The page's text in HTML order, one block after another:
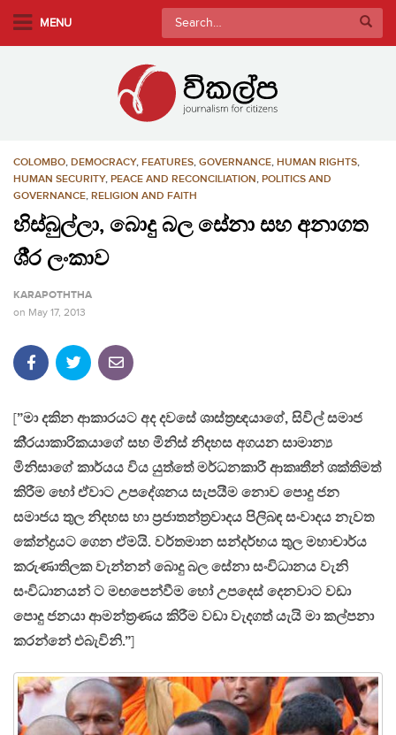
MENU
Search
for:
COLOMBO, DEMOCRACY, FEATURES, GOVERNANCE, HUMAN RIGHTS,
HUMAN SECURITY, PEACE AND RECONCILIATION, POLITICS AND
GOVERNANCE, RELIGION AND FAITH
හිස්බුල්ලා, බොදු බල සේනා සහ අනාගත
ශී‍්‍ර ලංකාව
KARAPOTHTHA
on May 17, 2013
[”මා දකින ආකාරයට අද දවසේ ශාස්ත‍්‍රඥයාගේ, සිවිල් සමාජ
කි‍්‍රයාකාරිකයාගේ සහ මිනිස් නිදහස අගයන සාමාන්‍ය
මිනිසාගේ කාර්යය විය යුත්තේ මර්ධනකාරී ආකෘතීන් ශක්තිමත්
කිරීම හෝ ඒවාට උපදේශනය සැපයීම නොව පොදු ජන
සමාජය තුල නිදහස හා ප‍්‍රජාතන්ත‍්‍රවාදය පිලිබඳ සංවාදය නැවත
කේන්ද්‍රයට ගෙන ඒමයි. වර්තමාන සන්දර්භය තුල මහාචාර්ය
කරුණාතිලක වැන්නන් බොදු බල සේනා සංවිධානය වැනි
සංවිධානයන් ට මඟපෙන්වීම හෝ උපදෙස් දෙනවාට වඩා
පොදු ජනයා ආමන්ත‍්‍රණය කිරීම වඩා වැදගත් යැයි මා කල්පනා
කරන්නේ එබැවිනි.”]